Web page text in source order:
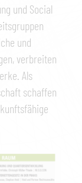
und Social
und
verbreiten
Als
schaffen